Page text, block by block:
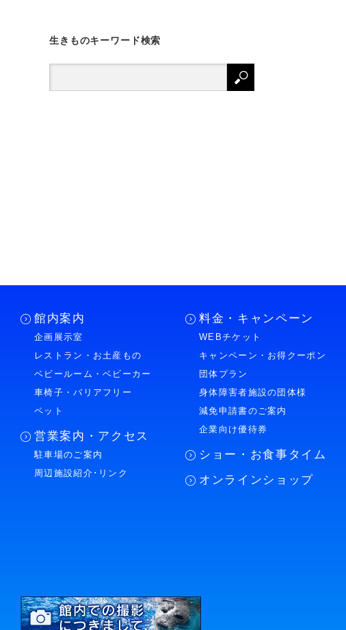
生きものキーワード検索
館内案内
企画展示室
レストラン・お土産もの
ベビールーム・ベビーカー
車椅子・バリアフリー
ペット
営業案内・アクセス
駐車場のご案内
周辺施設紹介･リンク
料金・キャンペーン
WEBチケット
キャンペーン・お得クーポン
団体プラン
身体障害者施設の団体様
減免申請書のご案内
企業向け優待券
ショー・お食事タイム
オンラインショップ